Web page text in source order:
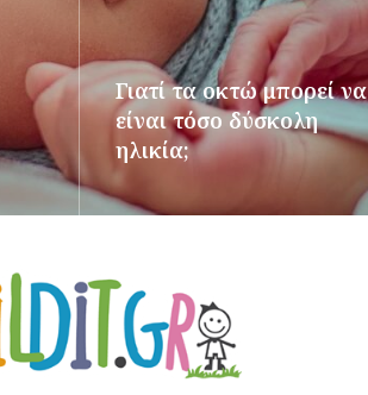
Γιατί τα οκτώ μπορεί να
είναι τόσο δύσκολη
ηλικία;
ΠΕΡΙΣΣΌΤΕΡΑ